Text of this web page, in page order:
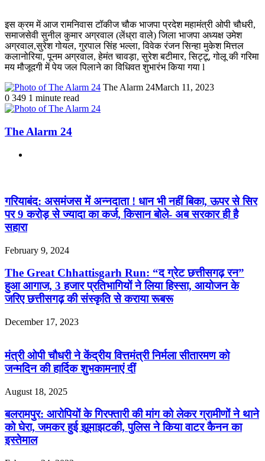
इस क्रम में आज रामनिवास टॉकीज चौक भाजपा प्रदेश महामंत्री ओपी चौधरी,
समाजसेवी सुनील कुमार अग्रवाल (लेंध्रा वाले) जिला भाजपा अध्यक्ष उमेश
अग्रवाल,सुरेश गोयल, गुरपाल सिंह भल्ला, विवेक रंजन सिन्हा मुकेश मित्तल
कलानोरिया, पूनम अग्रवाल, हेमंत चावड़ा, सुरेश बटीमार, सिट्टू, गोलू की गरिमा
मय मौजूदगी में पेय जल पिलाने का विधिवत शुभारंभ किया गया l
The Alarm 24March 11, 2023
0 349 1 minute read
The Alarm 24
गरियाबंद: असमंजस में अन्नदाता ! धान भी नहीं बिका, ऊपर से सिर
पर 9 करोड़ से ज्यादा का कर्ज, किसान बोले- अब सरकार ही है
सहारा
February 9, 2024
The Great Chhattisgarh Run: “द ग्रेट छत्तीसगढ़ रन”
हुआ आगाज, 3 हजार प्रतिभागियों ने लिया हिस्सा, आयोजन के
जरिए छत्तीसगढ़ की संस्कृति से कराया रूबरू
December 17, 2023
मंत्री ओपी चौधरी ने केंद्रीय वित्तमंत्री निर्मला सीतारमण को
जन्मदिन की हार्दिक शुभकामनाएं दीं
August 18, 2025
बलरामपुर: आरोपियों के गिरफ्तारी की मांग को लेकर ग्रामीणों ने थाने
को घेरा, जमकर हुई झूमाझटकी, पुलिस ने किया वाटर कैनन का
इस्तेमाल